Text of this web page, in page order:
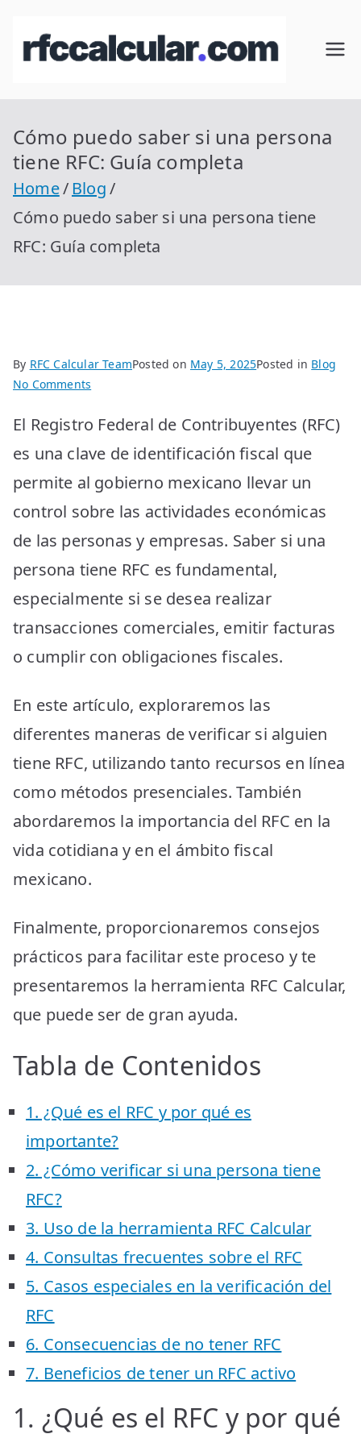
RFC
cul
Calcular
r.com
Cómo puedo saber si una persona
tiene RFC: Guía completa
Home
Blog
Cómo puedo saber si una persona tiene
RFC: Guía completa
By RFC Calcular TeamPosted on May 5, 2025Posted in Blog
No Comments
puedo
si
una
persona
RFC:
Guía
El Registro Federal de Contribuyentes (RFC)
es una clave de identificación fiscal que
permite al gobierno mexicano llevar un
control sobre las actividades económicas
de las personas y empresas. Saber si una
persona tiene RFC es fundamental,
especialmente si se desea realizar
transacciones comerciales, emitir facturas
o cumplir con obligaciones fiscales.
En este artículo, exploraremos las
diferentes maneras de verificar si alguien
tiene RFC, utilizando tanto recursos en línea
como métodos presenciales. También
abordaremos la importancia del RFC en la
vida cotidiana y en el ámbito fiscal
mexicano.
Finalmente, proporcionaremos consejos
prácticos para facilitar este proceso y te
presentaremos la herramienta RFC Calcular,
que puede ser de gran ayuda.
Tabla de Contenidos
1. ¿Qué es el RFC y por qué es
importante?
2. ¿Cómo verificar si una persona tiene
RFC?
3. Uso de la herramienta RFC Calcular
4. Consultas frecuentes sobre el RFC
5. Casos especiales en la verificación del
RFC
6. Consecuencias de no tener RFC
7. Beneficios de tener un RFC activo
1. ¿Qué es el RFC y por qué